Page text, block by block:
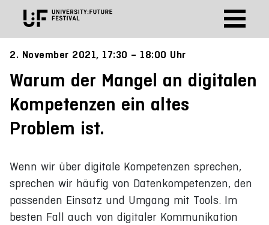
2. November 2021, 17:30 – 18:00 Uhr
Warum der Mangel an digitalen
Kompetenzen ein altes
Problem ist.
Wenn wir über digitale Kompetenzen sprechen,
sprechen wir häufig von Datenkompetenzen, den
passenden Einsatz und Umgang mit Tools. Im
besten Fall auch von digitaler Kommunikation